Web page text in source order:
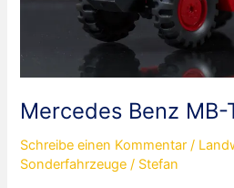
Mercedes Benz MB-
Schreibe einen Kommentar /
Sonderfahrzeuge / Stefan